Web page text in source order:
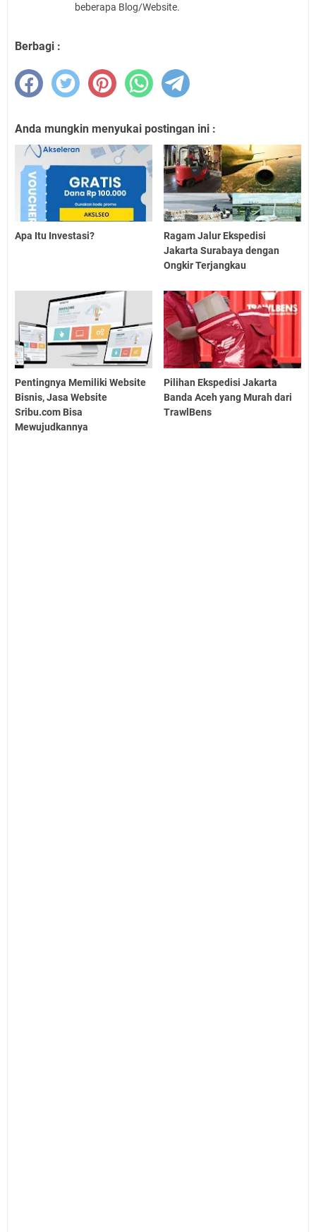
beberapa Blog/Website.
Berbagi :
Anda mungkin menyukai postingan ini :
Apa Itu Investasi?
Ragam Jalur Ekspedisi
Jakarta Surabaya dengan
Ongkir Terjangkau
Pentingnya Memiliki Website
Bisnis, Jasa Website
Sribu.com Bisa
Mewujudkannya
Pilihan Ekspedisi Jakarta
Banda Aceh yang Murah dari
TrawlBens